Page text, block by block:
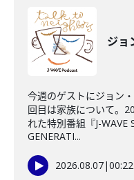
ジョ
今週のゲストにジョン
回目は家族について。
れた特別番組『J-WAVE
GENERATI...
2026.08.07|